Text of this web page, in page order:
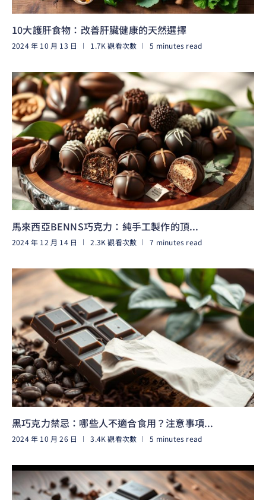
10大護肝食物：改善肝臟健康的天然選擇
2024 年 10 月 13 日 1.7K 觀看次數
5 minutes read
馬來西亞BENNS巧克力：純手工製作的頂...
2024 年 12 月 14 日 2.3K 觀看次數
7 minutes read
黑巧克力禁忌：哪些人不適合食用？注意事項...
2024 年 10 月 26 日 3.4K 觀看次數
5 minutes read